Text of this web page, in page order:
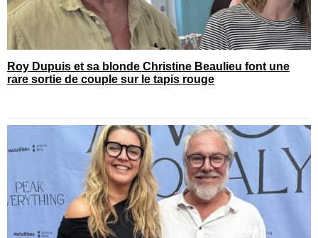
Roy Dupuis et sa blonde Christine Beaulieu font une
rare sortie de couple sur le tapis rouge